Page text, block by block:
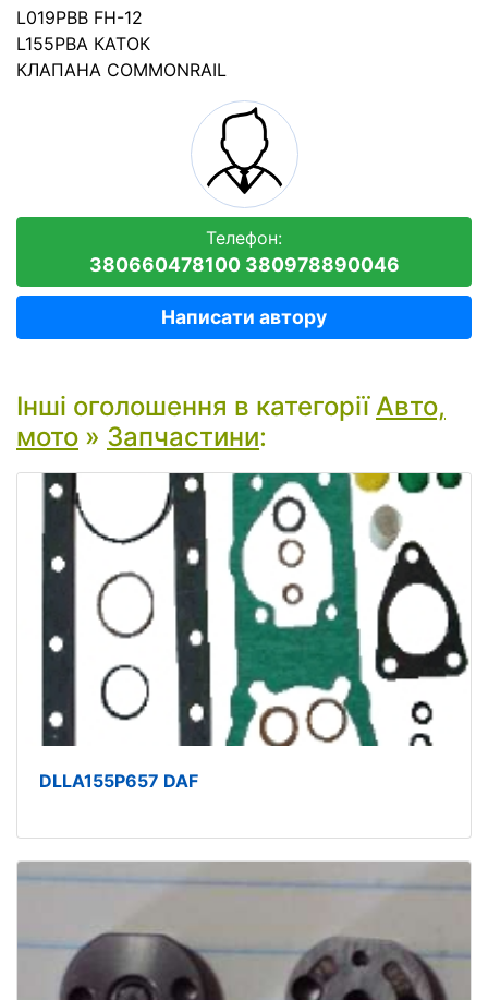
L019PBB FH-12
L155PBA КАТОК
КЛАПАНА COMMONRAIL
Телефон:
380660478100 380978890046
Написати автору
Інші оголошення в категоріїАвто,
мото » Запчастини:
DLLA155P657 DAF